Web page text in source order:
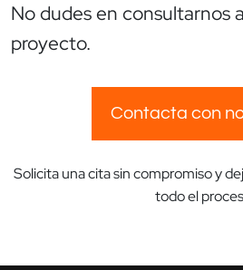
No dudes en consultarnos
proyecto.
Contacta con
Solicita una cita sin compromiso y
todo el